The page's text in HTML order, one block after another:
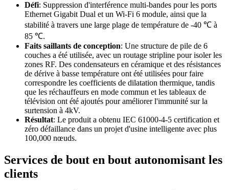
Défi: Suppression d'interférence multi-bandes pour les ports
Ethernet Gigabit Dual et un Wi-Fi 6 module, ainsi que la
stabilité à travers une large plage de température de -40 ℃ à
85 ℃.
Faits saillants de conception: Une structure de pile de 6
couches a été utilisée, avec un routage stripline pour isoler les
zones RF. Des condensateurs en céramique et des résistances
de dérive à basse température ont été utilisées pour faire
correspondre les coefficients de dilatation thermique, tandis
que les réchauffeurs en mode commun et les tableaux de
télévision ont été ajoutés pour améliorer l'immunité sur la
surtension à 4kV.
Résultat: Le produit a obtenu IEC 61000-4-5 certification et
zéro défaillance dans un projet d'usine intelligente avec plus
100,000 nœuds.
Services de bout en bout autonomisant les
clients